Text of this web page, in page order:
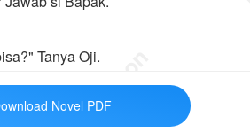
Tanya Oji.
juga musibah." Jawab si Bapak.
Novel PDF